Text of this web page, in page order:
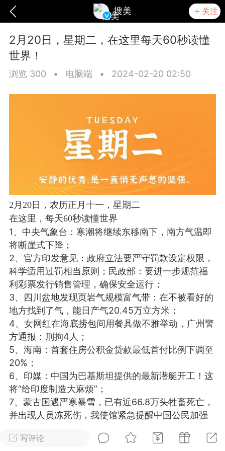
搜美 关注
爆汗熊 卡卡动能素 无创溶斑术
美业357 芯诗妍 卡卡美业
每次200金币 点击购买
师 小熊水光
爆汗熊
脂
卡卡动能素
皇斯普拉雅
建术
DRYY面膜 微晶溶斑术
爆款平台 Lv.8 靓号
加盟商
26 23:18
闪充小白罐
本/双效闪充，养出紧致小白脸！一、项
充小白罐 = 闪充大白肌（仪器）× 草本
产品）×极光嫩肤啫喱（产品）这是一套
护...写评论
2月20日，星期二，在这里每天60秒读懂
世界！
浏览 300 • 电脑端 • 2024-02-20 02:50
2月20日，农历正 月 十一，星期二
在这里，每天60秒读懂世界
1、中央气象台：寒潮将继续东移南下，南方气温即
将断崖式下降；
2、官方印发意见：政府立法要严守罚款设定权限，
科学适用过罚相当原则；民政部：要进一步规范福
利彩票发行销售管理，确保安全运行；
3、四川盆地发现页岩气规模富气带：在不被看好的
地方找到了气，能日产气20.45万立方米；
4、女网红在海底捞包间用餐具做不雅举动，广州警
方通报：刑拘4人；
5、海南：首套住房公积金贷款最低首付比例下调至
20%；
6、印媒：中国为巴基斯坦提供的最新潜艇开工！这
将”给印度制造大麻烦”；
7、蒙古国遇严寒暴雪，已有近66.8万头牲畜死亡，
并出现人员冻死伤，我使馆紧急提醒中国公民加强
8、刚被罚3.55亿美元，特朗普转身带货”永不投降”